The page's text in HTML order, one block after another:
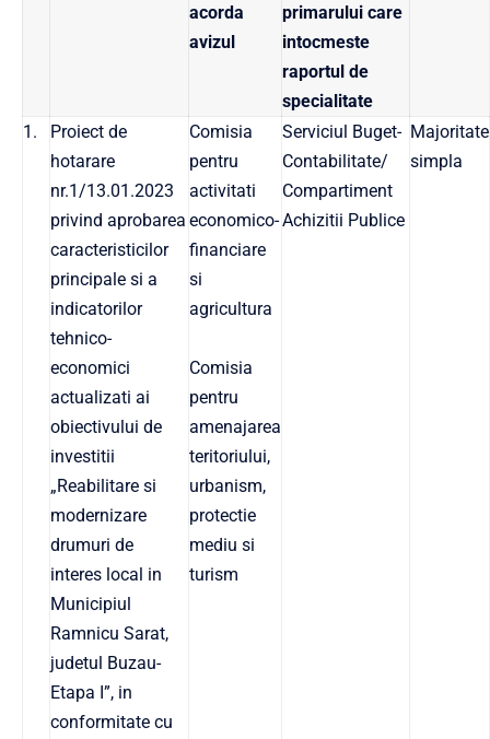
acorda
avizul
primarului care
intocmeste
raportul de
specialitate
1.
Proiect de
hotarare
nr.1/13.01.2023
privind aprobarea
caracteristicilor
principale si a
indicatorilor
tehnico-
economici
actualizati ai
obiectivului de
investitii
„Reabilitare si
modernizare
drumuri de
interes local in
Municipiul
Ramnicu Sarat,
judetul Buzau-
Etapa I”, in
conformitate cu
Comisia
pentru
activitati
economico-
financiare
si
agricultura
Comisia
pentru
amenajarea
teritoriului,
urbanism,
protectie
mediu si
turism
Serviciul Buget-
Contabilitate/
Compartiment
Achizitii Publice
Majoritate
simpla